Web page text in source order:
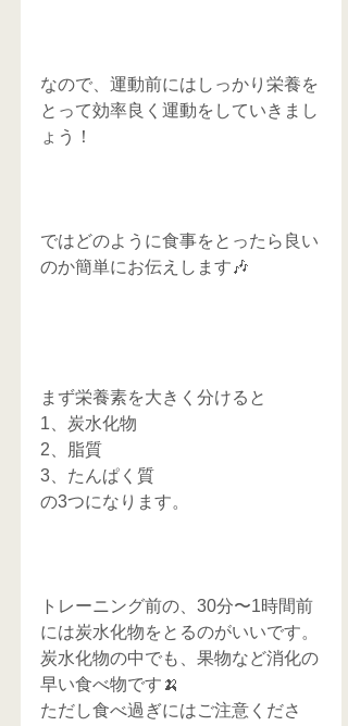
なので、運動前にはしっかり栄養を
とって効率良く運動をしていきまし
ょう！
ではどのように食事をとったら良い
のか簡単にお伝えします🎶
まず栄養素を大きく分けると
1、炭水化物
2、脂質
3、たんぱく質
の3つになります。
トレーニング前の、30分〜1時間前
には炭水化物をとるのがいいです。
炭水化物の中でも、果物など消化の
早い食べ物です🍌
ただし食べ過ぎにはご注意くださ